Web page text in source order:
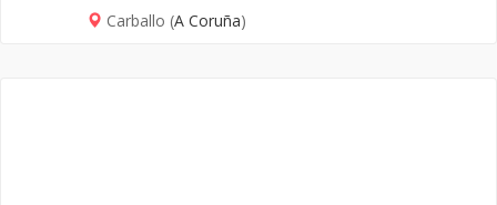
Carballo (A Coruña)